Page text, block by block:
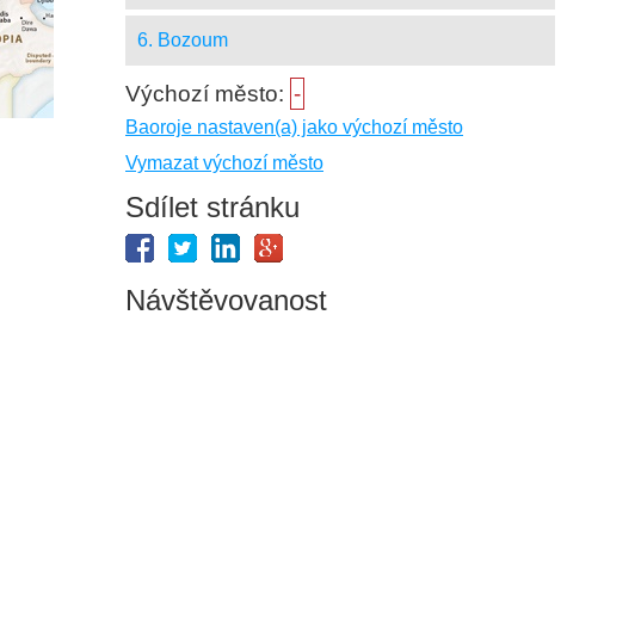
6. Bozoum
Výchozí město: -
Baoroje nastaven(a) jako výchozí město
Vymazat výchozí město
Sdílet stránku
Návštěvovanost